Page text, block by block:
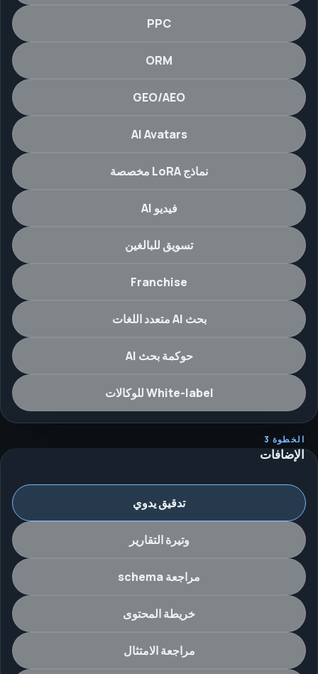
PPC
ORM
GEO/AEO
AI Avatars
نماذج LoRA مخصصة
فيديو AI
تسويق للبالغين
Franchise
بحث AI متعدد اللغات
حوكمة بحث AI
White-label للوكالات
الخطوة 3
الإضافات
تدقيق يدوي
وتيرة التقارير
مراجعة schema
خريطة المحتوى
مراجعة الامتثال